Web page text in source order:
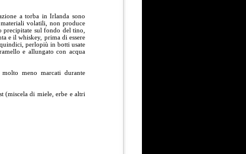
a torba in Irlanda sono
volatili, non produce
precipitate sul fondo del tino,
e il whiskey, prima di essere
perlopiù in botti usate
e allungato con acqua
meno marcati durante
(miscela di miele, erbe e altri